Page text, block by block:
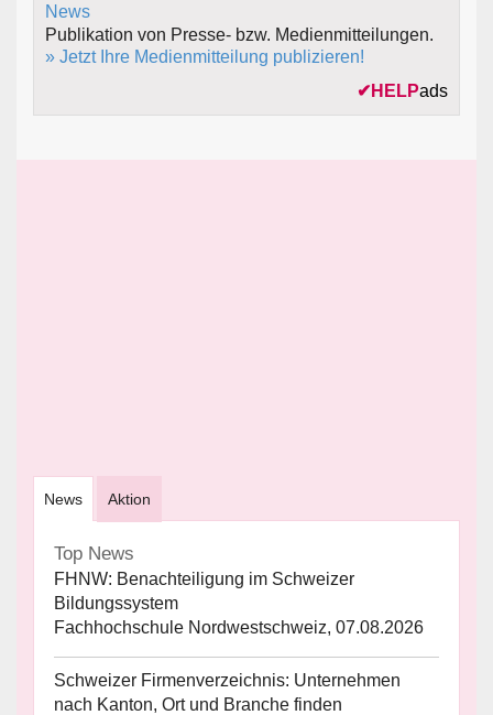
Publikation von Presse- bzw. Medienmitteilungen.
» Jetzt Ihre Medienmitteilung publizieren!
✔ HELPads
News Aktion
Top News
FHNW: Benachteiligung im Schweizer
Bildungssystem
Fachhochschule Nordwestschweiz, 07.08.2026
Schweizer Firmenverzeichnis: Unternehmen
nach Kanton, Ort und Branche finden